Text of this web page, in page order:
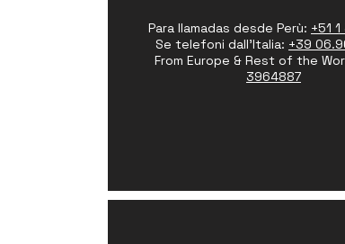
Para llamadas desde Perù: +51
Se telefoni dall'Italia: +39
From Europe & Rest of the
3964887